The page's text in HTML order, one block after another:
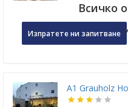
Всичко
Изпратете ни запитване
A1 Grauholz